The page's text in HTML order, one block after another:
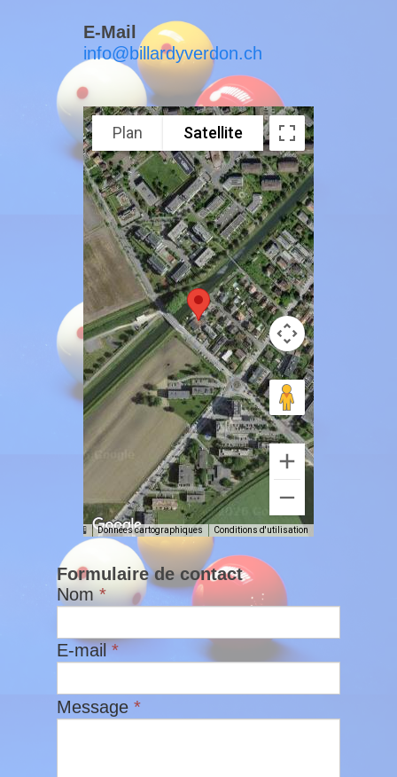
E-Mail
info@billardyverdon.ch
Plan Satellite
Données cartographiques Conditions d'utilisation
Formulaire de contact
Nom*
E-mail*
Message *